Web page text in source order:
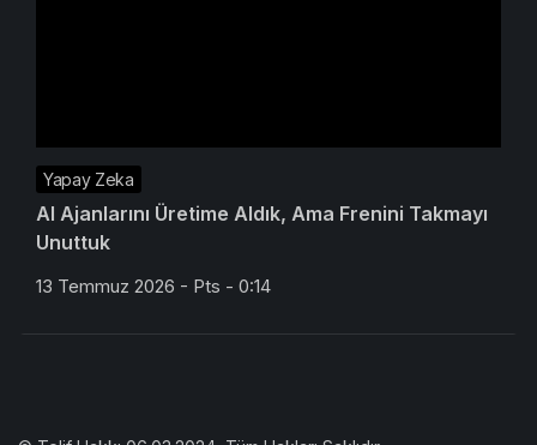
Yapay Zeka
AI Ajanlarını Üretime Aldık, Ama Frenini Takmayı
Unuttuk
13 Temmuz 2026 - Pts - 0:14